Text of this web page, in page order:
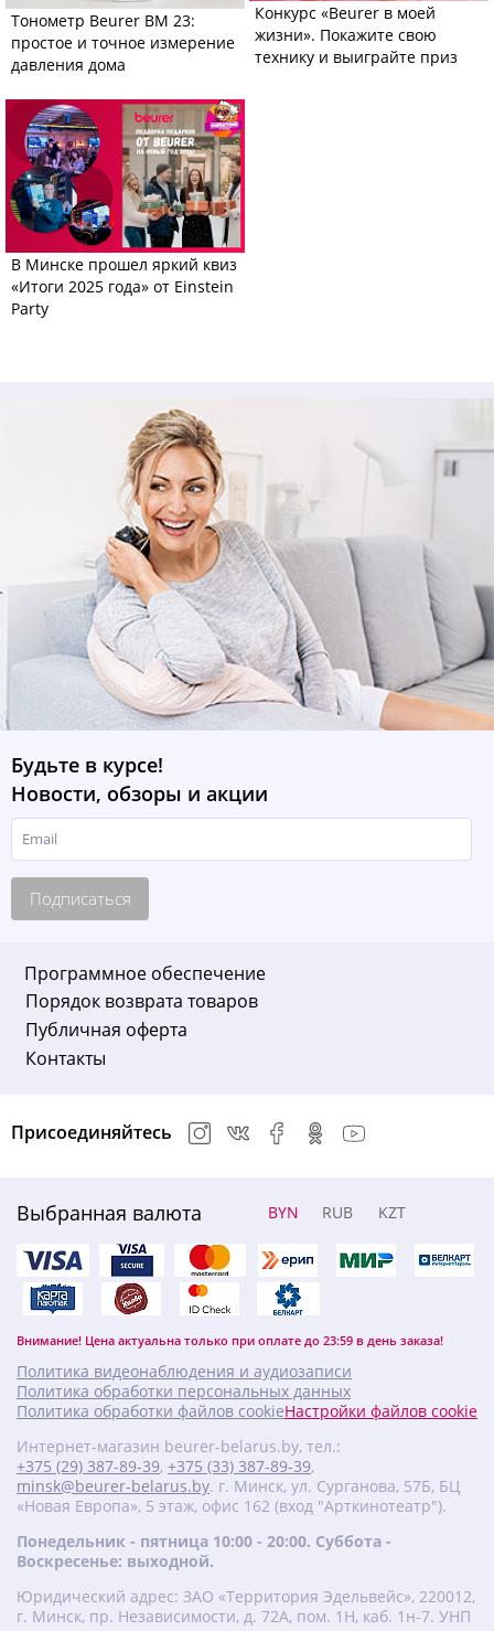
Тонометр Beurer BM 23:
простое и точное измерение
давления дома
Конкурс «Beurer в моей
жизни». Покажите свою
технику и выиграйте приз
В Минске прошел яркий квиз
«Итоги 2025 года» от Einstein
Party
Будьте в курсе!
Новости, обзоры и акции
Подписаться
Программное обеспечение
Порядок возврата товаров
Публичная оферта
Контакты
Выбранная валюта BYN RUB KZT
Внимание! Цена актуальна только при оплате до 23:59 в день заказа!
Присоединяйтесь
Политика видеонаблюдения и аудиозаписи
Политика обработки персональных данных
Политика обработки файлов cookieНастройки файлов cookie
Интернет-магазин beurer-belarus.by, тел.:
+375 (29) 387-89-39, +375 (33) 387-89-39,
minsk@beurer-belarus.by. г. Минск, ул. Сурганова, 57Б, БЦ
«Новая Европа», 5 этаж, офис 162 (вход "Арткинотеатр").
Понедельник - пятница 10:00 - 20:00. Суббота -
Воскресенье: выходной.
Юридический адрес: ЗАО «Территория Эдельвейс», 220012,
г. Минск, пр. Независимости, д. 72А, пом. 1Н, каб. 1н-7. УНП